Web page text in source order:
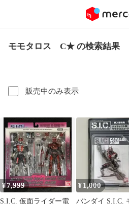
モモタロス C★ の検索結果
販売中のみ表示
¥7,999
S.I.C. 仮面ライダー電
¥ 1,000
バンダイ S.I.C.